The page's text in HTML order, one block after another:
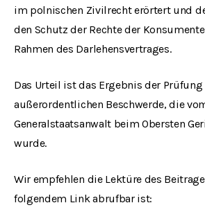
im polnischen Zivilrecht erörtert und
den Schutz der Rechte der
Rahmen des Darlehensvertrages.
Das Urteil ist das Ergebnis der Prüfung
außerordentlichen Beschwerde, die
Generalstaatsanwalt beim Obersten
wurde.
Wir empfehlen die Lektüre des
folgendem Link abrufbar ist: